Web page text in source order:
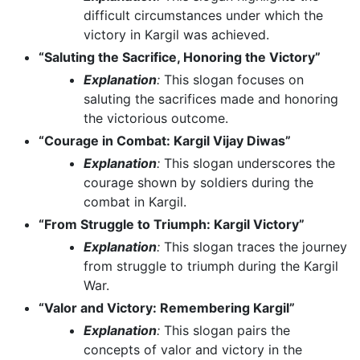
difficult circumstances under which the
victory in Kargil was achieved.
“Saluting the Sacrifice, Honoring the Victory”
Explanation: This slogan focuses on
saluting the sacrifices made and honoring
the victorious outcome.
“Courage in Combat: Kargil Vijay Diwas”
Explanation: This slogan underscores the
courage shown by soldiers during the
combat in Kargil.
“From Struggle to Triumph: Kargil Victory”
Explanation: This slogan traces the journey
from struggle to triumph during the Kargil
War.
“Valor and Victory: Remembering Kargil”
Explanation: This slogan pairs the
concepts of valor and victory in the